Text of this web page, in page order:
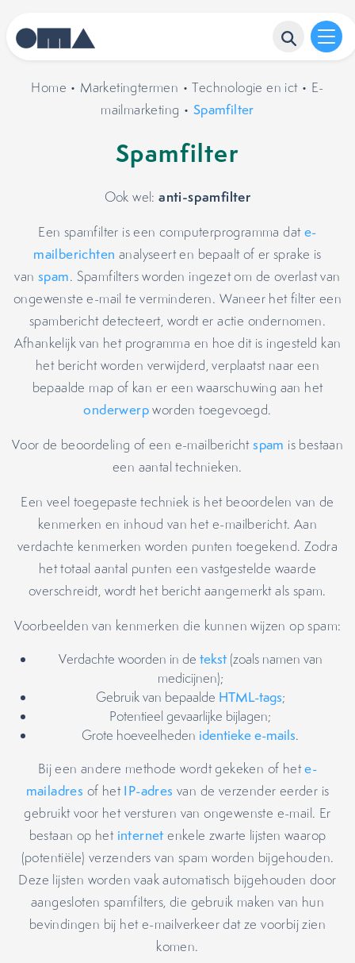
Home • Marketingtermen •Technologie en ict• E-
mailmarketing • Spamfilter
Spamfilter
Ook wel:anti-spamfilter
Een spamfilter is een computerprogramma date-
mailberichten analyseert en bepaalt of er sprake is
vanspam. Spamfilters worden ingezet om de overlast van
ongewenste e-mail te verminderen. Waneer het filter een
spambericht detecteert, wordt er actie ondernomen.
Afhankelijk van het programma en hoe dit is ingesteld kan
het bericht worden verwijderd, verplaatst naar een
bepaalde map of kan er een waarschuwing aan het
onderwerpworden toegevoegd.
Voor de beoordeling of een e-mailberichtspam is bestaan
een aantal technieken.
Een veel toegepaste techniek is het beoordelen van de
kenmerken en inhoud van het e-mailbericht. Aan
verdachte kenmerken worden punten toegekend. Zodra
het totaal aantal punten een vastgestelde waarde
overschreidt, wordt het bericht aangemerkt als spam.
Voorbeelden van kenmerken die kunnen wijzen op spam:
Verdachte woorden in de tekst(zoals namen van
medicijnen);
Gebruik van bepaalde HTML-tags;
Potentieel gevaarlijke bijlagen;
Grote hoeveelheden identieke e-mails.
Bij een andere methode wordt gekeken of hete-
mailadres of hetIP-adres van de verzender eerder is
gebruikt voor het versturen van ongewenste e-mail. Er
bestaan op het internet enkele zwarte lijsten waarop
(potentiële) verzenders van spam worden bijgehouden.
Deze lijsten worden vaak automatisch bijgehouden door
aangesloten spamfilters, die gebruik maken van hun
bevindingen bij het e-mailverkeer dat ze voorbij zien
komen.